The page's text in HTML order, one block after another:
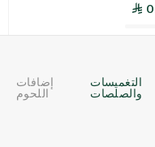
التغميسات
والصلصات
إضافات
اللحوم